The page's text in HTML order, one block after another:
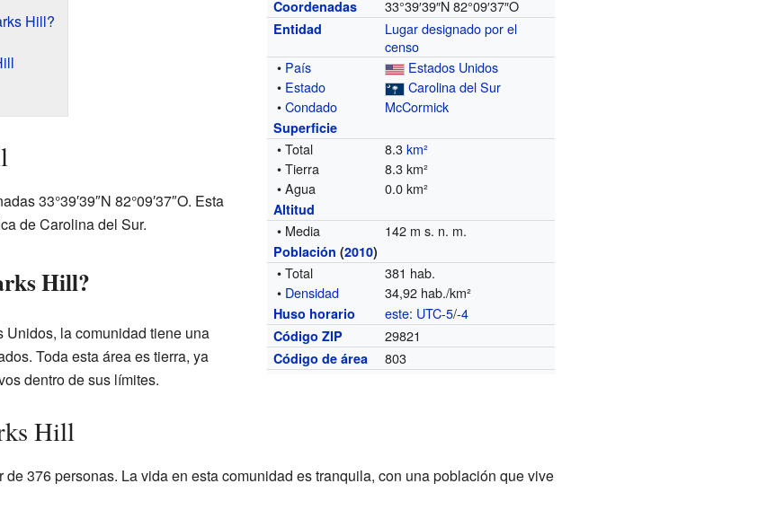
Coordenadas 33°39′39″N 82°09′37″O
Entidad
Lugar designado por el
censo
• País
Estados Unidos
• Estado
Carolina del Sur
•Condado McCormick
Superficie
• Total 8.3km²
• Tierra
8.3 km²
• Agua
0.0 km²
Altitud
• Media 142 m s. n. m.
Población (2010)
• Total
381 hab.
• Densidad 34,92 hab./km²
Huso horario este: UTC-5/-4
Código ZIP 29821
Código de área 803
Hill?
33°39′39″N 82°09′37″O. Esta
de Carolina del Sur.
Hill?
la comunidad tiene una
Toda esta área es tierra, ya
dentro de sus límites.
Hill
376 personas. La vida en esta comunidad es tranquila, con una población que vive